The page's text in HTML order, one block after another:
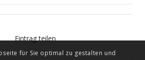
Eintrag teilen
für Sie optimal zu gestalten und